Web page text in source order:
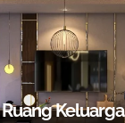
Ruang Keluarga